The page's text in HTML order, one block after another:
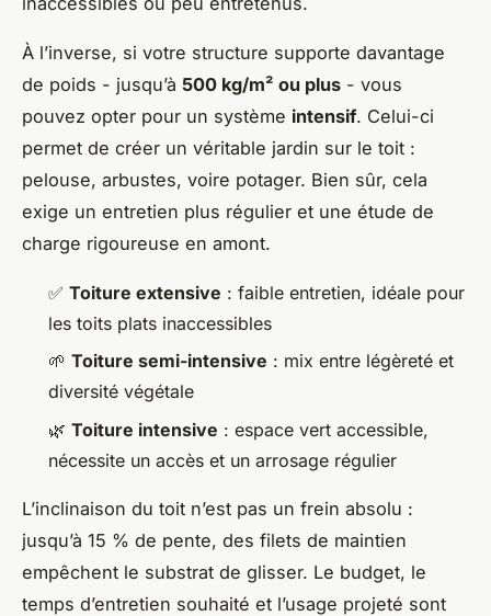
À l’inverse, si votre structure supporte davantage
de poids - jusqu’à 500 kg/m² ou plus - vous
pouvez opter pour un système intensif. Celui-ci
permet de créer un véritable jardin sur le toit :
pelouse, arbustes, voire potager. Bien sûr, cela
exige un entretien plus régulier et une étude de
charge rigoureuse en amont.
✅ Toiture extensive : faible entretien, idéale pour
les toits plats inaccessibles
🌱 Toiture semi-intensive : mix entre légèreté et
diversité végétale
🌿 Toiture intensive : espace vert accessible,
nécessite un accès et un arrosage régulier
L’inclinaison du toit n’est pas un frein absolu :
jusqu’à 15 % de pente, des filets de maintien
empêchent le substrat de glisser. Le budget, le
temps d’entretien souhaité et l’usage projeté sont